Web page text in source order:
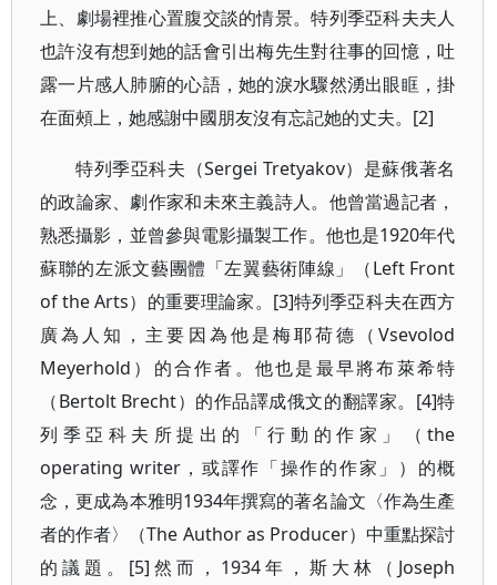
上、劇場裡推心置腹交談的情景。特列季亞科夫夫人
也許沒有想到她的話會引出梅先生對往事的回憶，吐
露一片感人肺腑的心語，她的淚水驟然湧出眼眶，掛
在面頰上，她感謝中國朋友沒有忘記她的丈夫。[2]
特列季亞科夫（Sergei Tretyakov）是蘇俄著名
的政論家、劇作家和未來主義詩人。他曾當過記者，
熟悉攝影，並曾參與電影攝製工作。他也是1920年代
蘇聯的左派文藝團體「左翼藝術陣線」（Left Front
of the Arts）的重要理論家。[3]特列季亞科夫在西方
廣為人知，主要因為他是梅耶荷德（Vsevolod
Meyerhold）的合作者。他也是最早將布萊希特
（Bertolt Brecht）的作品譯成俄文的翻譯家。[4]特
列季亞科夫所提出的「行動的作家」（the
operating writer，或譯作「操作的作家」）的概
念，更成為本雅明1934年撰寫的著名論文〈作為生產
者的作者〉（The Author as Producer）中重點探討
的議題。[5]然而，1934年，斯大林（Joseph